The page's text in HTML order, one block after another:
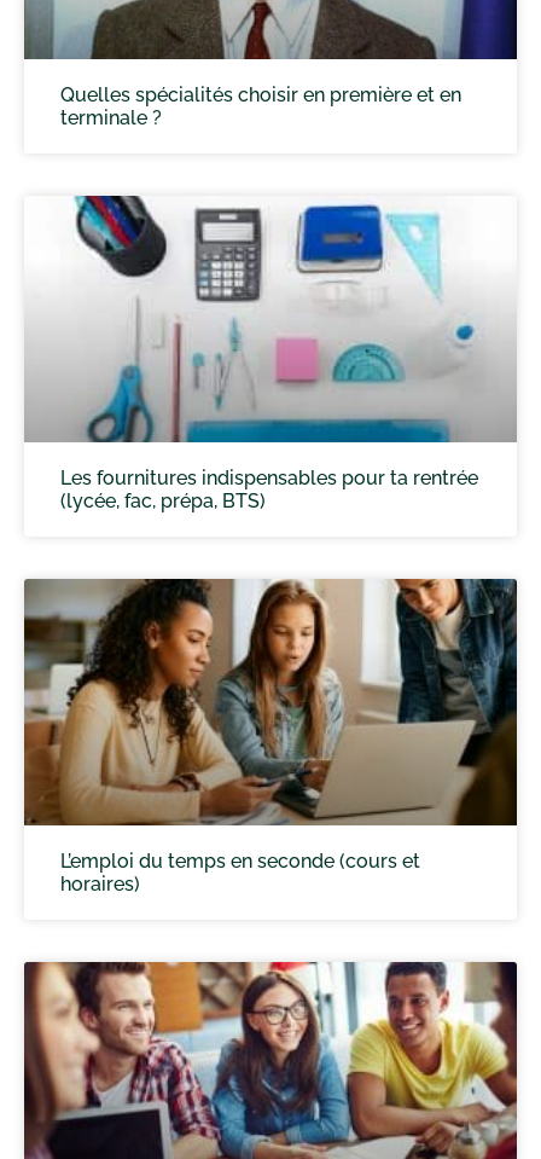
Quelles spécialités choisir en première et en
terminale ?
Les fournitures indispensables pour ta rentrée
(lycée, fac, prépa, BTS)
L’emploi du temps en seconde (cours et
horaires)